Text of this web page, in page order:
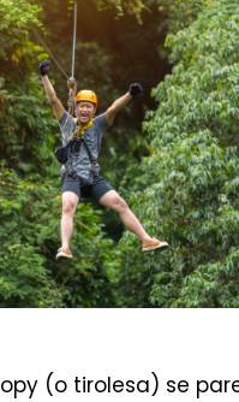
(o tirolesa) se